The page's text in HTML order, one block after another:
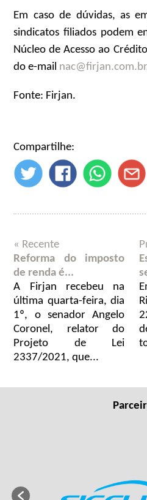
Em caso de dúvidas, as
sindicatos filiados podem
Núcleo de Acesso ao
do e-mail nac@firjan.com.br
Fonte: Firjan.
Compartilhe:
« Recente
Reforma do imposto
de renda é...
A Firjan recebeu na
última quarta-feira, dia
1º, o senador Angelo
Coronel, relator do
Projeto de Lei
2337/2021, que...